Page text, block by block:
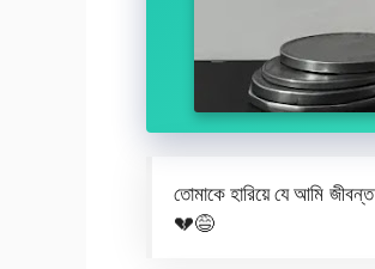
তোমাকে হারিয়ে যে আমি
💔😅